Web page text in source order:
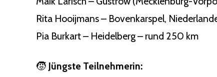
Rita Hooijmans – Bovenkarspel,
Pia Burkart – Heidelberg – rund 250 km
🧒 Jüngste Teilnehmerin: